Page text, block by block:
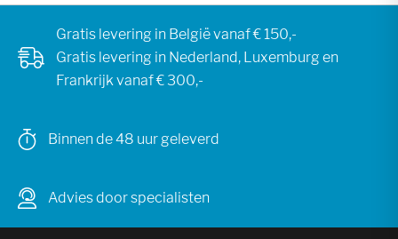
Gratis levering in België vanaf € 150,-
Gratis levering in Nederland, Luxemburg en
Frankrijk vanaf € 300,-
Binnen de 48 uur geleverd
Advies door specialisten